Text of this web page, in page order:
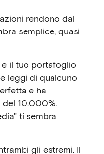
rendono dal
semplice, quasi
il tuo portafoglio
leggi di qualcuno
e ha
del 10.000%.
ti sembra
gli estremi. Il